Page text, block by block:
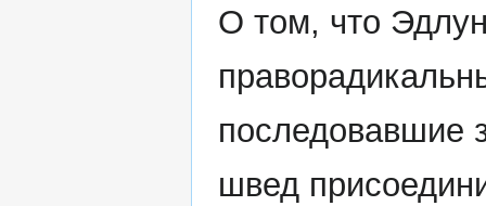
О том, что
последовавшие
швед